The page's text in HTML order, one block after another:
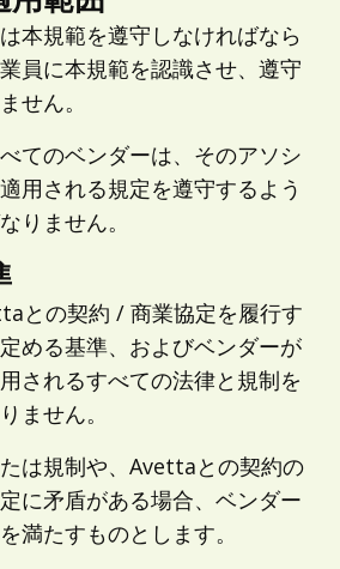
本規範を遵守しなければなら
員に本規範を認識させ、遵守
せん。
てのベンダーは、そのアソシ
用される規定を遵守するよう
りません。
との契約 / 商業協定を履行す
める基準、およびベンダーが
されるすべての法律と規制を
ません。
は規制や、Avettaとの契約の
に矛盾がある場合、ベンダー
満たすものとします。